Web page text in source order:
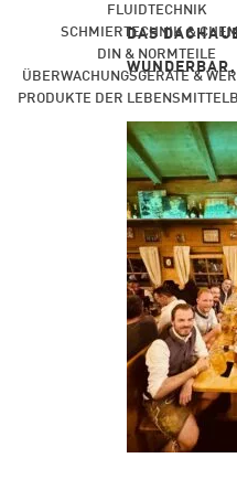
FLUIDTECHNIK
SCHMIERTECHNIK &
DIN & NORMTEILE
ÜBERWACHUNGSGERÄTE &
PRODUKTE DER
DAS